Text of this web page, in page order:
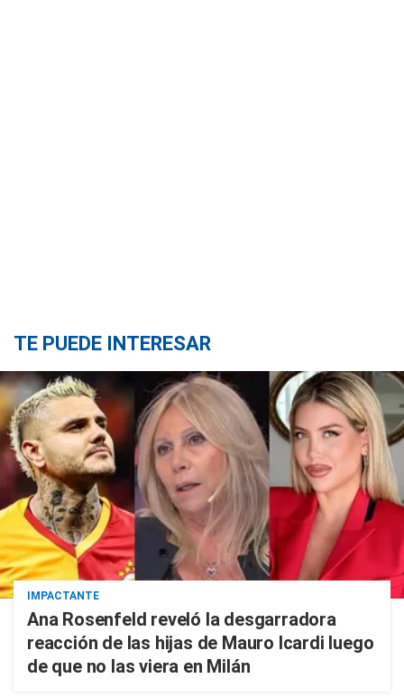
TE PUEDE INTERESAR
IMPACTANTE
Ana Rosenfeld reveló la desgarradora
reacción de las hijas de Mauro Icardi luego
de que no las viera en Milán